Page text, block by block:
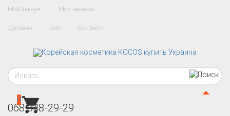
Мой аккаунт Мои заказы
Доставка Блог Контакты
068 848-29-29
0